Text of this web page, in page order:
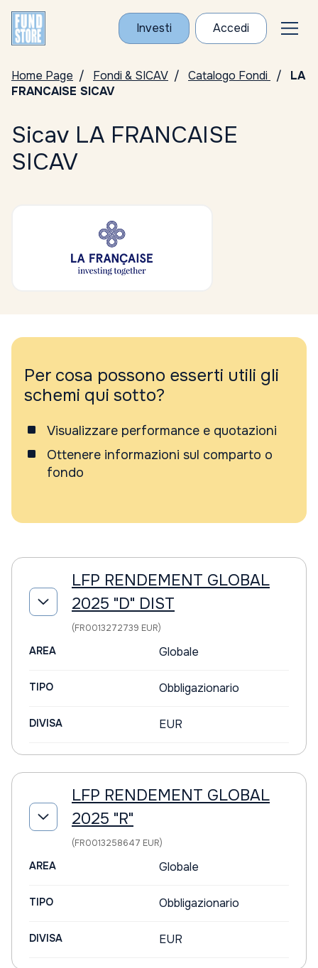
Investi Accedi
Home Page Fondi & SICAV Catalogo Fondi
LA
FRANCAISE SICAV
Sicav LA FRANCAISE
SICAV
Per cosa possono esserti utili gli
schemi qui sotto?
Visualizzare performance e quotazioni
Ottenere informazioni sul comparto o
fondo
LFP RENDEMENT GLOBAL
2025 "D" DIST
(FR0013272739 EUR)
AREA Globale
TIPO Obbligazionario
DIVISA EUR
LFP RENDEMENT GLOBAL
2025 "R"
(FR0013258647 EUR)
AREA Globale
TIPO Obbligazionario
DIVISA EUR